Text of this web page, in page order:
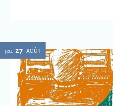
jeu. 27 AOÛT